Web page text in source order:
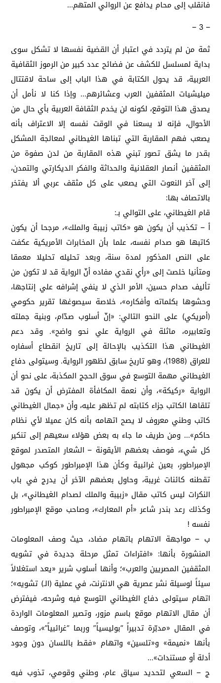
فانقلب إلى محام يدافع عن الروائي المتهم…
– 3 –
ثمة من لم يتردد في اعتبار أن القضية نفسها لا تشكل سوى
بداية لمسلسل للكشف عن فضائح عدد كبير من الرموز الثقافية
العربية، قد يحول الكتابة في هذا الباب إلى ساحة لاقتتال
ميليشيات المثقفين العرب وعشائرهم… وإذا كنا لا نأمل أن
يصدق هذا التوقع، لكونه لن يخدم الثقافة العربية بأي حال من
الأحوال، فإنه لا يسعنا في الوقت نفسه إلا الاعتراف بأنه
يصعب فهم المقاربة التي تبناها الغيطاني لمعالجة المشكل
بقدر ما يشق تصور تبني هذه المقاربة من لدن صفوة من
المثقفين أنصار العقلانية والحداثة والفكر الديكارتي والتمدن،
إلى آخر النعوت التي يصعب على كل مثقف عربي ألا يفتخر
بالاتصاف بها:
قام الغيطاني، على التوالي بـ:
أ – تكذيب أن يكون هو «كاتب زبيبة والملك»، مرجحا أن يكون
كاتبها هو صدام نفسه، علما بأن المخابرات الأمريكية عكفت
على النص المذكور لمدة سنة، وبعد تحليله تحليلا معمقا
ومتأنيا خلصت إلى «رأي نقدي مفاده أنّ الرواية قد لا تكون من
تأليف صدام حسين، الأمر الذي لا ينفي إشرافه علي إنتاجها،
وحشوها بكلماته وأفكاره»، خلاصة سيصوغها تقرير حكومي
(أمريكي) على النحو التالي: «إنّ أسلوب صدّام، وبنية جملته
وتعابيره، ماثلة في الرواية علي نحو واضح». وقد دعم
الغيطاني هذا التكذيب بالإحالة إلى تاريخ انقطاع أسفاره
للعراق (1988)، وهو تاريخ سابق لظهور الرواية. وسيتولى دفاع
الغيطاني مهمة التوسع في سوق الحجج المكذبة، على نحو أن
الرواية «ركيكة»، وأن نعمة المكافأة المفترض أن يكون قد
تلقاها الكاتب جزاء كتابته لم تظهر عليه، وأن «جمال الغيطاني
كاتب وطني معروف لا يصح اتهامه بأنه كان عميلا لأي نظام
حاكم»… ومن طريف ما جاء به بعض هؤلاء سعيهم إلى تنكير
كل شيء، فوصف بعضهم الأيقونة – الشعار المتصدر لموقع
الإمبراطور، بعين غرائبية وكأن هذا الإمبراطور كوكب مجهول
تقطنه كائنات غريبة، وحاول بعضهم الآخر أن يدرج في باب
النكرات ليس كاتب مقال «زبيبة والملك لصدام الغيطاني»، بل
وكذلك رعد بندر شاعر «أم المعارك»، وصاحب موقع الإمبراطور
نفسه !
ب – مواجهة الاتهام باتهام مضاد، حيث وصف المعلومات
المنشورة بأنها: «افتراءات تمثل مرحلة جديدة في تشويه
المثقفين المصريين والعرب»؛ وأنها أسلوب شرير «يعد استغلالاً
سيئاً لوسيلة نشر عصرية هي الانترنت، في عملية (الـ) تشويه»؛
اتهام سيتولى دفاع الغيطاني التوسع فيه وشرحه، فيفترض
أن مقال الاتهام موقع باسم مزور، وتصير المعلومات الواردة
في المقال «مدبّرة تدبيراً “بوليسياً” وربما “غرائبياً”»، وتوصف
بأنها «نميمة» و«تلسين» واتهام «فقط باللسان دون وجود
أدلة أو مستندات»…
ج – السعي لتحديد سياق عام، وطني وقومي، تذوب فيه